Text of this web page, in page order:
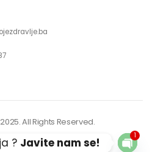
All Rights Reserved.
? Javite nam se! 1